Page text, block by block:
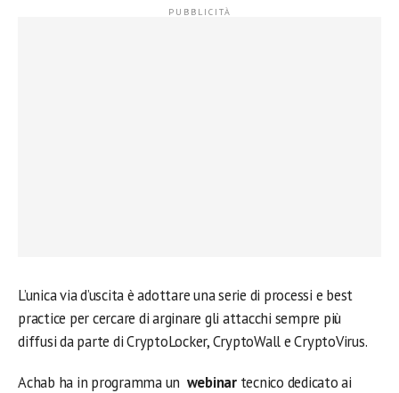
L’unica via d’uscita è adottare una serie di processi e best
practice per cercare di arginare gli attacchi sempre più
diffusi da parte di CryptoLocker, CryptoWall e CryptoVirus.
Achab ha in programma un webinartecnico dedicato ai